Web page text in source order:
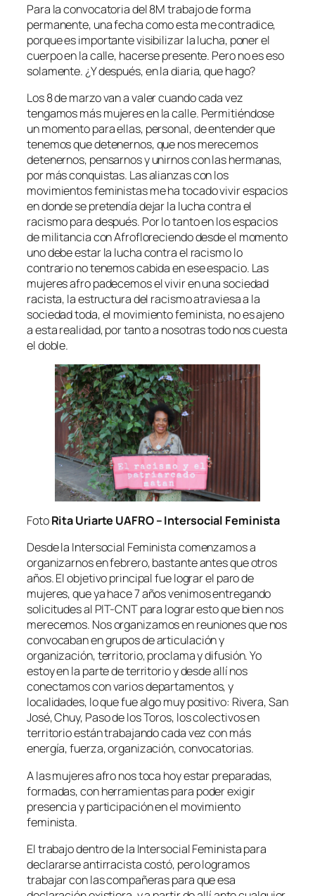
Para la convocatoria del 8M trabajo de forma
permanente, una fecha como esta me contradice,
porque es importante visibilizar la lucha, poner el
cuerpo en la calle, hacerse presente. Pero no es eso
solamente. ¿Y después, en la diaria, que hago?
Los 8 de marzo van a valer cuando cada vez
tengamos más mujeres en la calle. Permitiéndose
un momento para ellas, personal, de entender que
tenemos que detenernos, que nos merecemos
detenernos, pensarnos y unirnos con las hermanas,
por más conquistas. Las alianzas con los
movimientos feministas me ha tocado vivir espacios
en donde se pretendía dejar la lucha contra el
racismo para después. Por lo tanto en los espacios
de militancia con Afrofloreciendo desde el momento
uno debe estar la lucha contra el racismo lo
contrario no tenemos cabida en ese espacio. Las
mujeres afro padecemos el vivir en una sociedad
racista, la estructura del racismo atraviesa a la
sociedad toda, el movimiento feminista, no es ajeno
a esta realidad, por tanto a nosotras todo nos cuesta
el doble.
FotoRita Uriarte UAFRO – Intersocial Feminista
Desde la Intersocial Feminista comenzamos a
organizarnos en febrero, bastante antes que otros
años. El objetivo principal fue lograr el paro de
mujeres, que ya hace 7 años venimos entregando
solicitudes al PIT-CNT para lograr esto que bien nos
merecemos. Nos organizamos en reuniones que nos
convocaban en grupos de articulación y
organización, territorio, proclama y difusión. Yo
estoy en la parte de territorio y desde allí nos
conectamos con varios departamentos, y
localidades, lo que fue algo muy positivo: Rivera, San
José, Chuy, Paso de los Toros, los colectivos en
territorio están trabajando cada vez con más
energía, fuerza, organización, convocatorias.
A las mujeres afro nos toca hoy estar preparadas,
formadas, con herramientas para poder exigir
presencia y participación en el movimiento
feminista.
El trabajo dentro de la Intersocial Feminista para
declararse antirracista costó, pero logramos
trabajar con las compañeras para que esa